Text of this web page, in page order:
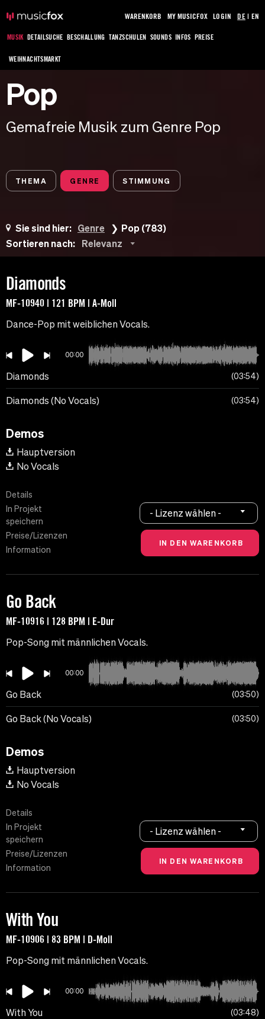
MUSIK DETAILSUCHE BESCHALLUNG TANZSCHULEN SOUNDS INFOS PREISE
WEIHNACHTSMARKT
WARENKORB MY MUSICFOX LOGIN DE| EN
Pop
Gemafreie Musik zum Genre Pop
THEMA GENRE STIMMUNG
Sie sind hier: Genre
Pop (783)
Sortieren nach:
Relevanz
Diamonds
MF-10940 | 121 BPM | A-Moll
Dance-Pop mit weiblichen Vocals.
00:00
Diamonds 03:54
Diamonds (No Vocals) 03:54
Demos
Hauptversion
No Vocals
Details
In Projekt
speichern
Preise/Lizenzen
Information
- Lizenz wählen -
Go Back
MF-10916 | 128 BPM | E-Dur
Pop-Song mit männlichen Vocals.
00:00
Go Back 03:50
Go Back (No Vocals) 03:50
Demos
Hauptversion
No Vocals
Details
In Projekt
speichern
Preise/Lizenzen
Information
- Lizenz wählen -
With You
MF-10906 | 83 BPM | D-Moll
Pop-Song mit männlichen Vocals.
00:00
With You 03:48